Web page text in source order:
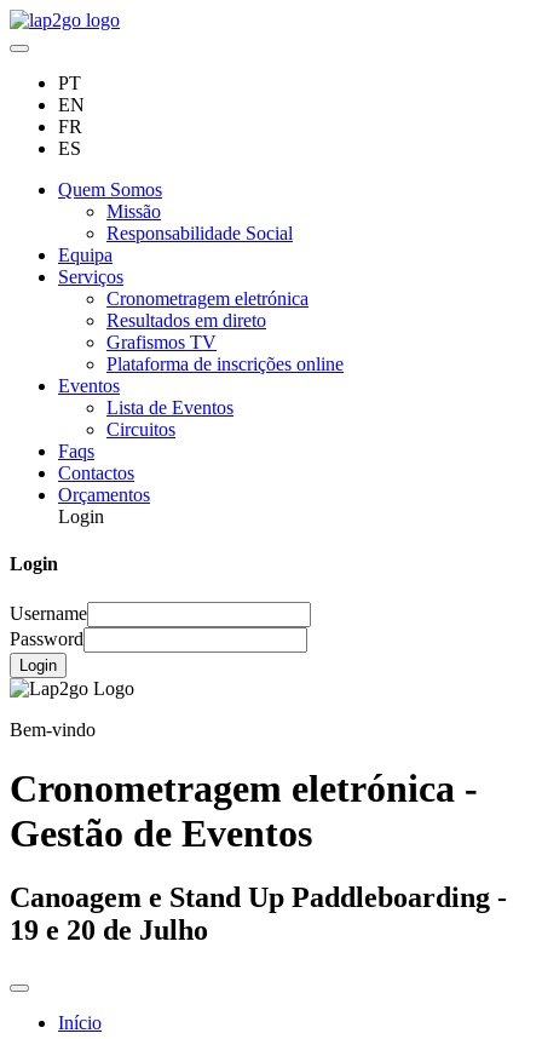
PT
EN
FR
ES
Quem Somos
Missão
Responsabilidade Social
Equipa
Serviços
Cronometragem eletrónica
Resultados em direto
Grafismos TV
Plataforma de inscrições online
Eventos
Lista de Eventos
Circuitos
Faqs
Contactos
Orçamentos
Login
Login
Username
Password
Login
Bem-vindo
Cronometragem eletrónica -
Gestão de Eventos
Canoagem e Stand Up Paddleboarding -
19 e 20 de Julho
Início